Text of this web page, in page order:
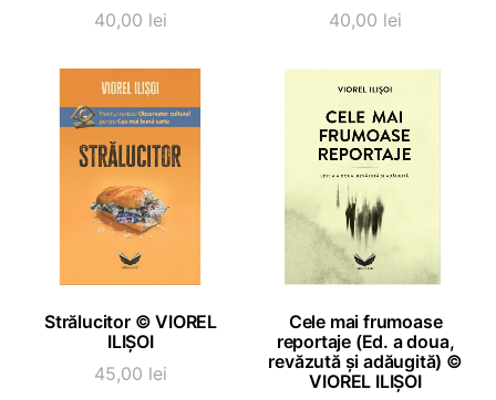
40,00 lei
40,00 lei
ADAUGĂ ÎN COȘ
Strălucitor © VIOREL
ILIȘOI
45,00 lei
ADAUGĂ ÎN COȘ
Cele mai frumoase
reportaje (Ed. a doua,
revăzută și adăugită) ©
VIOREL ILIȘOI